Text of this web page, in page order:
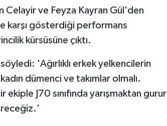
Celayir ve Feyza Kayran Gül'den
karşı gösterdiği performans
kürsüsüne çıktı.
'Ağırlıklı erkek yelkencilerin
dümenci ve takımlar olmalı.
J70 sınıfında yarışmaktan gurur